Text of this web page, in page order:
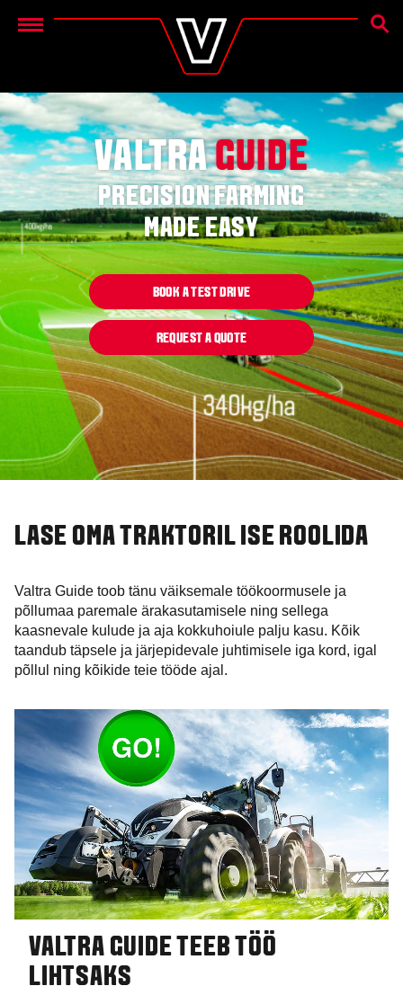
Menu
VALTRAGUIDE
PRECISION FARMING
MADE EASY
BOOK A TEST DRIVE
REQUEST A QUOTE
LASE OMA TRAKTORIL ISE ROOLIDA
Valtra Guide toob tänu väiksemale töökoormusele ja
põllumaa paremale ärakasutamisele ning sellega
kaasnevale kulude ja aja kokkuhoiule palju kasu. Kõik
taandub täpsele ja järjepidevale juhtimisele iga kord, igal
põllul ning kõikide teie tööde ajal.
VALTRA GUIDE TEEB TÖÖ
LIHTSAKS